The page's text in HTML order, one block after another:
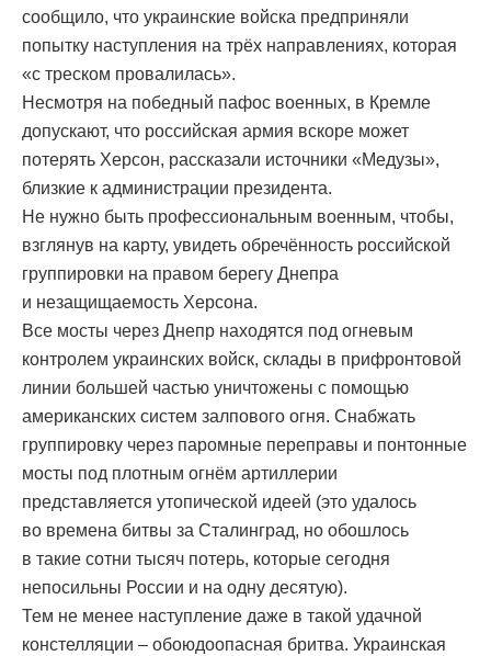
сообщило, что украинские войска предприняли
попытку наступления на трёх направлениях, которая
«с треском провалилась».
Несмотря на победный пафос военных, в Кремле
допускают, что российская армия вскоре может
потерять Херсон, рассказали источники «Медузы»,
близкие к администрации президента.
Не нужно быть профессиональным военным, чтобы,
взглянув на карту, увидеть обречённость российской
группировки на правом берегу Днепра
и незащищаемость Херсона.
Все мосты через Днепр находятся под огневым
контролем украинских войск, склады в прифронтовой
линии большей частью уничтожены с помощью
американских систем залпового огня. Снабжать
группировку через паромные переправы и понтонные
мосты под плотным огнём артиллерии
представляется утопической идеей (это удалось
во времена битвы за Сталинград, но обошлось
в такие сотни тысяч потерь, которые сегодня
непосильны России и на одну десятую).
Тем не менее наступление даже в такой удачной
констелляции – обоюдоопасная бритва. Украинская